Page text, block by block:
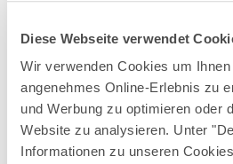
Diese Webseite verwendet
Wir verwenden Cookies um
angenehmes Online-Erlebnis zu
und Werbung zu optimieren oder
Website zu analysieren. Unter
Informationen zu unseren
Empfänger: medass
Treuhand KG,
überwiesen.